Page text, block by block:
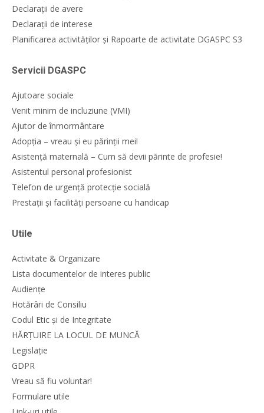
Declarații de avere
Declarații de interese
Planificarea activităților și Rapoarte de activitate DGASPC S3
Servicii DGASPC
Ajutoare sociale
Venit minim de incluziune (VMI)
Ajutor de înmormântare
Adopția – vreau și eu părinții mei!
Asistență maternală – Cum să devii părinte de profesie!
Asistentul personal profesionist
Telefon de urgență protecție socială
Prestații și facilități persoane cu handicap
Utile
Activitate & Organizare
Lista documentelor de interes public
Audiențe
Hotărâri de Consiliu
Codul Etic și de Integritate
HĂRȚUIRE LA LOCUL DE MUNCĂ
Legislație
GDPR
Vreau să fiu voluntar!
Formulare utile